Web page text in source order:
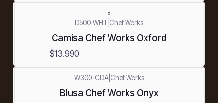
D500-WHT Chef Works
Camisa Chef Works Oxford
$13.990
W300-CDA| Chef Works
Blusa Chef Works Onyx